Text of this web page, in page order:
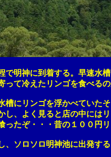
に到着する。早速水槽
えたリンゴを食べるの
ンゴを浮かべていたそ
よく見ると店の中にはリ
ぞ・・・昔の１００円リ
ソロ明神池に出発する